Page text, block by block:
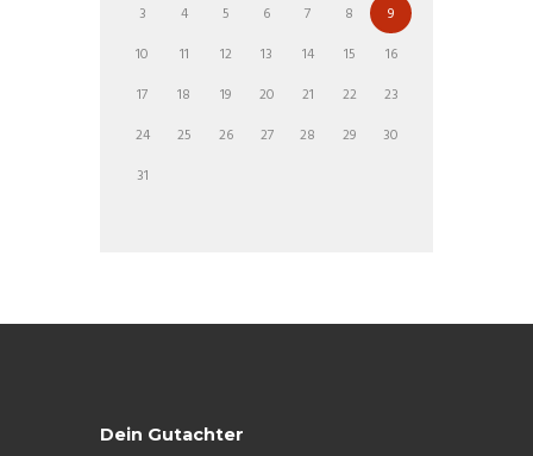
3
4 5 6 7 8
9
10
11 12 13 14 15
16
17
18 19 20 21 22
23
24
25 26 27 28 29
30
31
Dein Gutachter